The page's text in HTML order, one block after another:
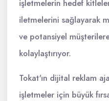
işletmelerin hedef
iletmelerini sağlayarak
ve potansiyel müşterilere
kolaylaştırıyor.
Tokat'ın dijital reklam
işletmeler için büyük